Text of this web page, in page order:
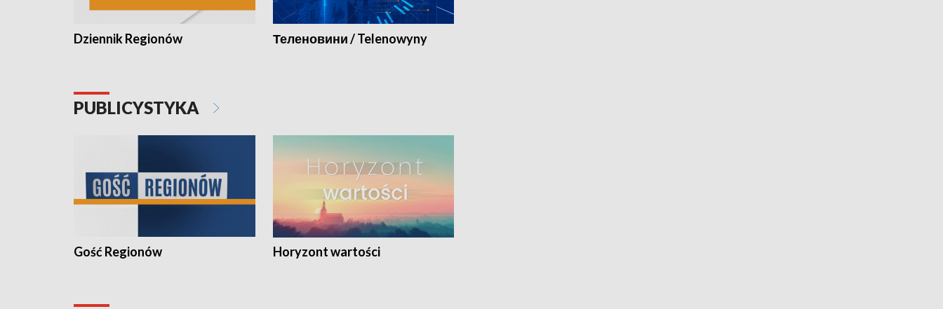
Dziennik Regionów Теленовини / Telenowyny
PUBLICYSTYKA
Gość Regionów Horyzont wartości